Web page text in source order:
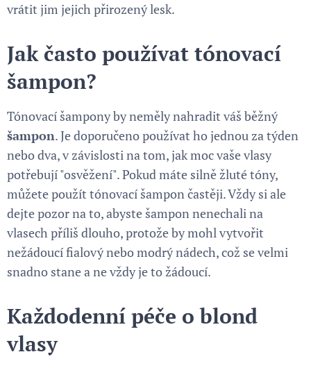
vrátit jim jejich přirozený lesk.
Jak často používat tónovací
šampon?
Tónovací šampony by neměly nahradit váš běžný
šampon. Je doporučeno používat ho jednou za týden
nebo dva, v závislosti na tom, jak moc vaše vlasy
potřebují "osvěžení". Pokud máte silně žluté tóny,
můžete použít tónovací šampon častěji. Vždy si ale
dejte pozor na to, abyste šampon nenechali na
vlasech příliš dlouho, protože by mohl vytvořit
nežádoucí fialový nebo modrý nádech, což se velmi
snadno stane a ne vždy je to žádoucí.
Každodenní péče o blond
vlasy